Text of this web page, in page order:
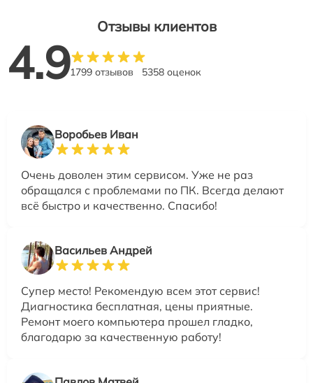
Отзывы клиентов
4.91799 отзывов 5358 оценок
Воробьев Иван
Очень доволен этим сервисом. Уже не раз
обращался с проблемами по ПК. Всегда делают
всё быстро и качественно. Спасибо!
Васильев Андрей
Супер место! Рекомендую всем этот сервис!
Диагностика бесплатная, цены приятные.
Ремонт моего компьютера прошел гладко,
благодарю за качественную работу!